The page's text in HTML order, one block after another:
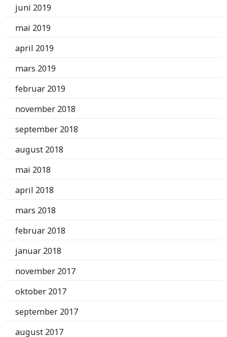
juni 2019
mai 2019
april 2019
mars 2019
februar 2019
november 2018
september 2018
august 2018
mai 2018
april 2018
mars 2018
februar 2018
januar 2018
november 2017
oktober 2017
september 2017
august 2017